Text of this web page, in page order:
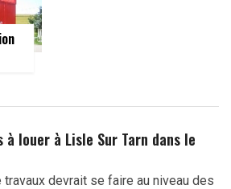
à louer à Lisle Sur Tarn dans le
travaux devrait se faire au niveau des